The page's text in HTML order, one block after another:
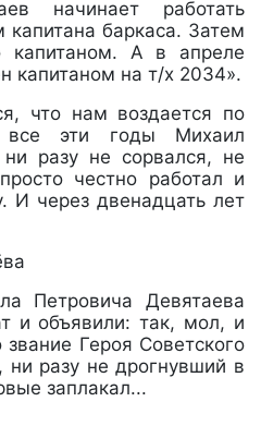
начинает работать
баркаса. Затем
капитаном. А в апреле
капитаном на т/х 2034».
что нам воздается по
эти годы Михаил
разу не сорвался, не
честно работал и
И через двенадцать лет
Петровича Девятаева
и объявили: так, мол, и
Героя Советского
разу не дрогнувший в
заплакал...